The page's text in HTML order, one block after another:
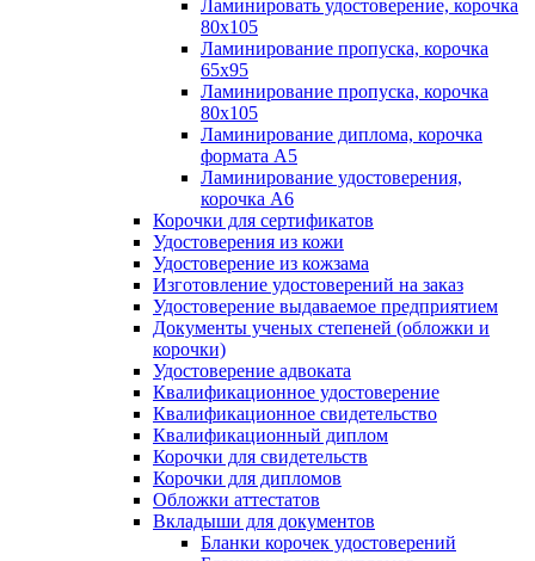
Ламинировать удостоверение, корочка
80х105
Ламинирование пропуска, корочка
65х95
Ламинирование пропуска, корочка
80х105
Ламинирование диплома, корочка
формата А5
Ламинирование удостоверения,
корочка А6
Корочки для сертификатов
Удостоверения из кожи
Удостоверение из кожзама
Изготовление удостоверений на заказ
Удостоверение выдаваемое предприятием
Документы ученых степеней (обложки и
корочки)
Удостоверение адвоката
Квалификационное удостоверение
Квалификационное свидетельство
Квалификационный диплом
Корочки для свидетельств
Корочки для дипломов
Обложки аттестатов
Вкладыши для документов
Бланки корочек удостоверений